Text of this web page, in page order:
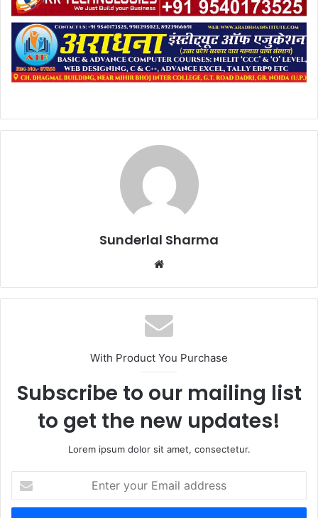
Sunderlal Sharma
Website
With Product You Purchase
Subscribe to our mailing list
to get the new updates!
Lorem ipsum dolor sit amet, consectetur.
your
Email